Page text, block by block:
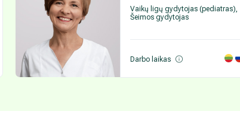
Vaikų ligų gydytojas (pediatras),
Šeimos gydytojas
Darbo laikas